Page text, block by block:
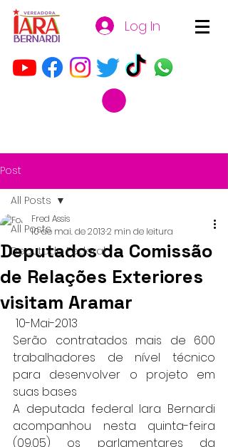
Log In
Post
All Posts
Deputada Federal
All Posts
Deputados da Comissão
de Relações Exteriores
visitam Aramar
Fred Assis
10 de mai. de 20132 min de leitura
10-Mai-2013
Serão contratados mais de 600
trabalhadores de nível técnico
para desenvolver o projeto em
suas bases
A deputada federal Iara Bernardi
acompanhou nesta quinta-feira
(09.05) os parlamentares da